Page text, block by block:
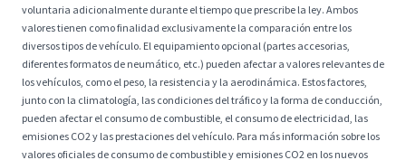
voluntaria adicionalmente durante el tiempo que prescribe la ley. Ambos
valores tienen como finalidad exclusivamente la comparación entre los
diversos tipos de vehículo. El equipamiento opcional (partes accesorias,
diferentes formatos de neumático, etc.) pueden afectar a valores relevantes de
los vehículos, como el peso, la resistencia y la aerodinámica. Estos factores,
junto con la climatología, las condiciones del tráfico y la forma de conducción,
pueden afectar el consumo de combustible, el consumo de electricidad, las
emisiones CO2 y las prestaciones del vehículo. Para más información sobre los
valores oficiales de consumo de combustible y emisiones CO2 en los nuevos